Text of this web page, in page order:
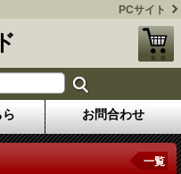
PCサイト
お問合わせ
一覧